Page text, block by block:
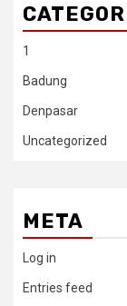
1
Badung
Denpasar
Uncategorized
META
Log in
Entries feed